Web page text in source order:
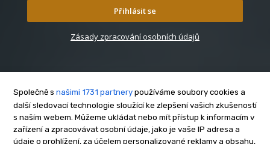
Přihlásit se
Zásady zpracování osobních údajů
O nás
Kontakt
Společně s našimi 1731 partnery používáme soubory cookies a
další sledovací technologie sloužící ke zlepšení vašich zkušeností
s naším webem. Můžeme ukládat nebo mít přístup k informacím v
zařízení a zpracovávat osobní údaje, jako je vaše IP adresa a
údaje o prohlížení, za účelem personalizované reklamy a obsahu,